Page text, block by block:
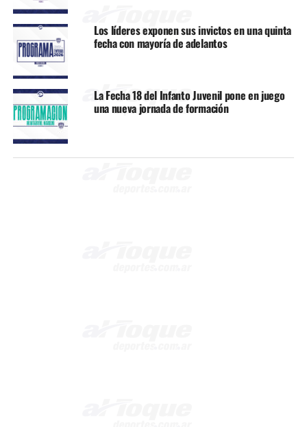
Los líderes exponen sus invictos en una quinta
fecha con mayoría de adelantos
La Fecha 18 del Infanto Juvenil pone en juego
una nueva jornada de formación